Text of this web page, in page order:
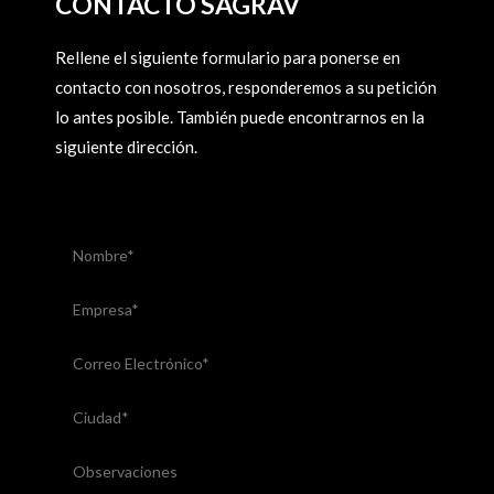
Rellene el siguiente formulario para ponerse en
contacto con nosotros, responderemos a su petición
lo antes posible. También puede encontrarnos en la
siguiente dirección.